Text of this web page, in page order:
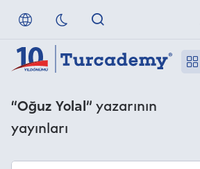
Referanslarımız
“Oğuz Yolal” yazarının
yayınları